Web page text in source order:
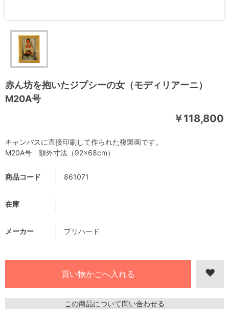
赤ん坊を抱いたジプシーの女（モディリアーニ）
M20A号
￥118,800
商品コード 861071
在庫
メーカー プリハード
この商品について問い合わせる
キャンバスに直接印刷して作られた複製画です。
M20A号 額外寸法（92×68cm）